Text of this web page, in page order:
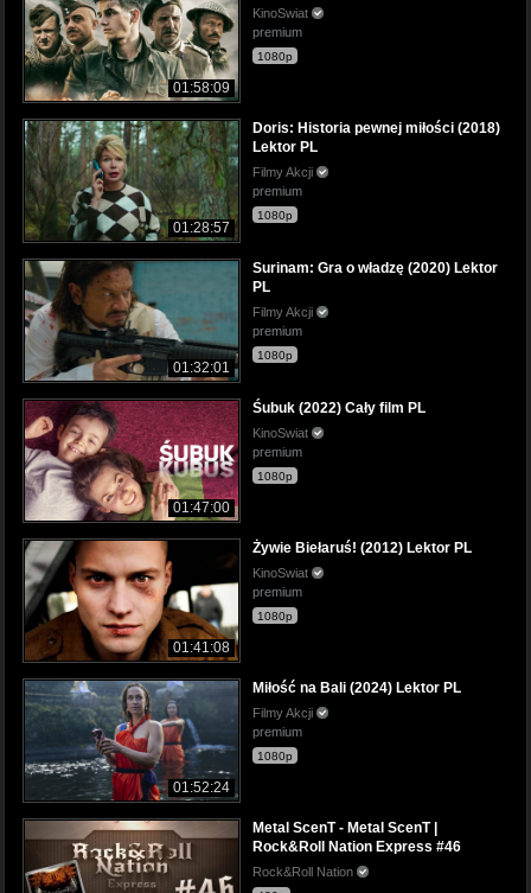
01:58:09
KinoSwiat
premium
1080p
01:28:57
Doris: Historia pewnej miłości (2018)
Lektor PL
Filmy Akcji
premium
1080p
01:32:01
Surinam: Gra o władzę (2020) Lektor
PL
Filmy Akcji
premium
1080p
01:47:00
Śubuk (2022) Cały film PL
KinoSwiat
premium
1080p
01:41:08
Żywie Biełaruś! (2012) Lektor PL
KinoSwiat
premium
1080p
01:52:24
Miłość na Bali (2024) Lektor PL
Filmy Akcji
premium
1080p
Metal ScenT - Metal ScenT |
Rock&Roll Nation Express #46
Rock&Roll Nation